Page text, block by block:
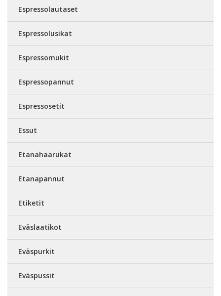
Espressolautaset
Espressolusikat
Espressomukit
Espressopannut
Espressosetit
Essut
Etanahaarukat
Etanapannut
Etiketit
Eväslaatikot
Eväspurkit
Eväspussit